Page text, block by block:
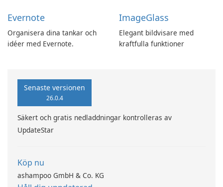
Evernote
Organisera dina tankar och
idéer med Evernote.
ImageGlass
Elegant bildvisare med
kraftfulla funktioner
Senaste versionen
26.0.4
Säkert och gratis nedladdningar kontrolleras av
UpdateStar
Köp nu
ashampoo GmbH & Co. KG